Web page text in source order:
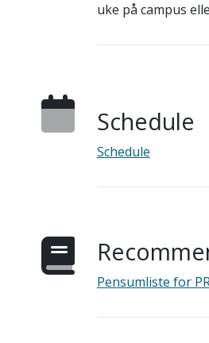
uke på campus
Schedule
Schedule
Pensumliste for